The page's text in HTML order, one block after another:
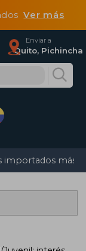
Ver más
Enviar a
Quito, Pichincha
importados más